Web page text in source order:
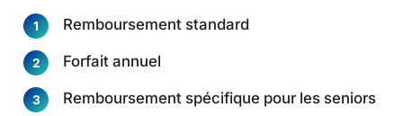
Remboursement standard
Forfait annuel
Remboursement spécifique pour les seniors